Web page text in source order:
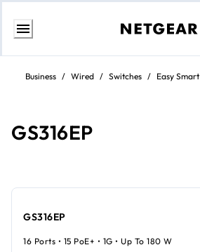
Weiter
InhaltBusiness / Wired / Switches / Easy Smart
GS316EP
GS316EP
16 Ports • 15 PoE+ • 1G • Up To 180 W